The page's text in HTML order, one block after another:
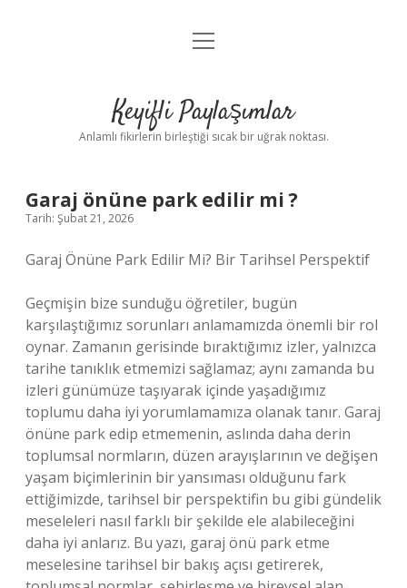
Anasayfa
Yasal Uyarı
menüyü
Keyifli Paylaşımlar
Anlamlı fikirlerin birleştiği sıcak bir uğrak noktası.
Garaj önüne park edilir mi ?
Tarih: Şubat 21, 2026
Garaj Önüne Park Edilir Mi? Bir Tarihsel Perspektif
Geçmişin bize sunduğu öğretiler, bugün
karşılaştığımız sorunları anlamamızda önemli bir rol
oynar. Zamanın gerisinde bıraktığımız izler, yalnızca
tarihe tanıklık etmemizi sağlamaz; aynı zamanda bu
izleri günümüze taşıyarak içinde yaşadığımız
toplumu daha iyi yorumlamamıza olanak tanır. Garaj
önüne park edip etmemenin, aslında daha derin
toplumsal normların, düzen arayışlarının ve değişen
yaşam biçimlerinin bir yansıması olduğunu fark
ettiğimizde, tarihsel bir perspektifin bu gibi gündelik
meseleleri nasıl farklı bir şekilde ele alabileceğini
daha iyi anlarız. Bu yazı, garaj önü park etme
meselesine tarihsel bir bakış açısı getirerek,